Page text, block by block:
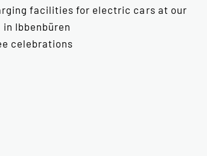
facilities for electric cars at our
Ibbenbüren
celebrations